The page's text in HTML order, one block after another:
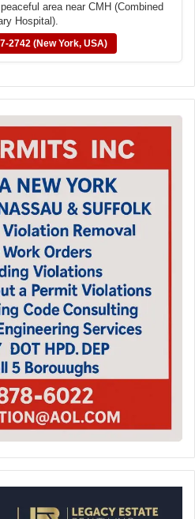
area near CMH (Combined
Hospital).
2742 (New York, USA)